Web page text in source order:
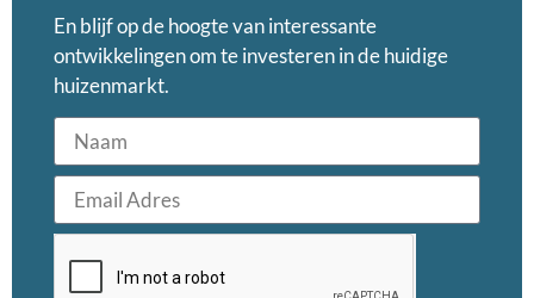
En blijf op de hoogte van interessante
ontwikkelingen om te investeren in de huidige
huizenmarkt.